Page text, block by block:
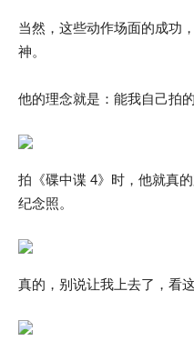
当然，这些动作场面的成功
神。
他的理念就是：能我自己拍
拍《碟中谍 4》时，他就真
纪念照。
真的，别说让我上去了，看